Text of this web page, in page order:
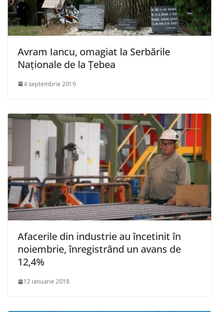
Avram Iancu, omagiat la Serbările
Naționale de la Țebea
4 septembrie 2019
Afacerile din industrie au încetinit în
noiembrie, înregistrând un avans de
12,4%
12 ianuarie 2018